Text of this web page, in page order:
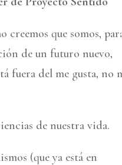
creemos que somos,
de un futuro nuevo,
fuera del me gusta, no
de nuestra vida.
(que ya está en